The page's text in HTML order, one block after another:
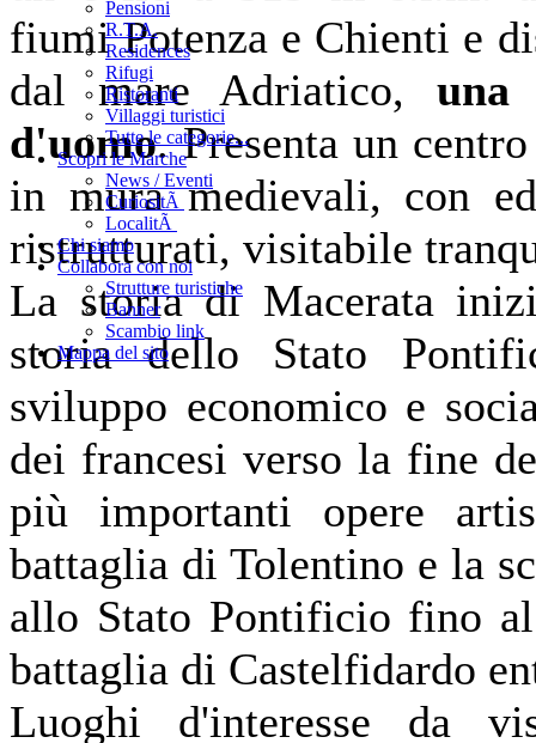
Pensioni
R.T.A.
Residences
Rifugi
Ristoranti
Villaggi turistici
Tutte le categorie...
Scopri le Marche
News / Eventi
CuriositÃ
LocalitÃ
Chi siamo
Collabora con noi
Strutture turistiche
Banner
Scambio link
Mappa del sito
fiumi Potenza e Chienti e
dal mare Adriatico, una
d'uomo. Presenta un
in mura medievali, con
ristrutturati, visitabile
La storia di Macerata
storia dello Stato
sviluppo economico e
dei francesi verso la fine
più importanti opere
battaglia di Tolentino e la
allo Stato Pontificio fino
battaglia di Castelfidardo
Luoghi d'interesse da